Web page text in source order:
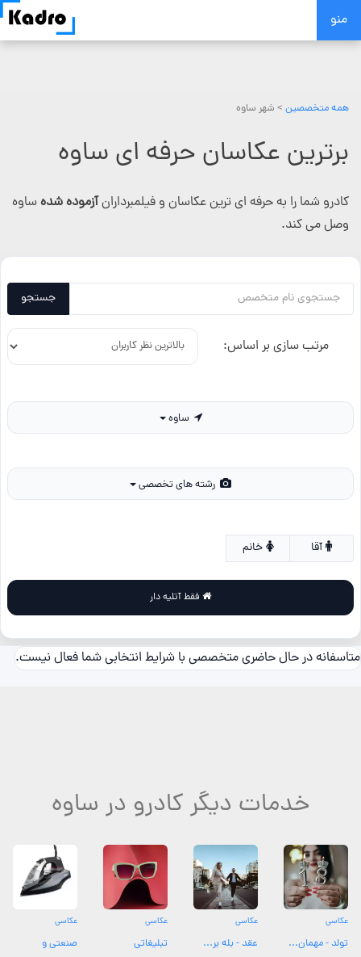
Skip
منو
همه متخصصین > شهر ساوه
برترین عکاسان حرفه ای ساوه
کادرو شما را به حرفه ای ترین عکاسان و فیلمبردارانآزموده شدهساوه
وصل می کند.
جستجو
مرتب سازی بر اساس:
خانم
متاسفانه در حال حاضری متخصصی با شرایط انتخابی شما فعال نیست.
خدمات دیگر کادرو در ساوه
عکاسی
تولد - مهمان...
عکاسی
عقد - بله بر...
عکاسی
تبلیغاتی
عکاسی
صنعتی و